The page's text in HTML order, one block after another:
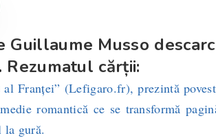
Musso
cărții:
Franței” (Lefigaro.fr), prezintă
romantică ce se transformă
gură.